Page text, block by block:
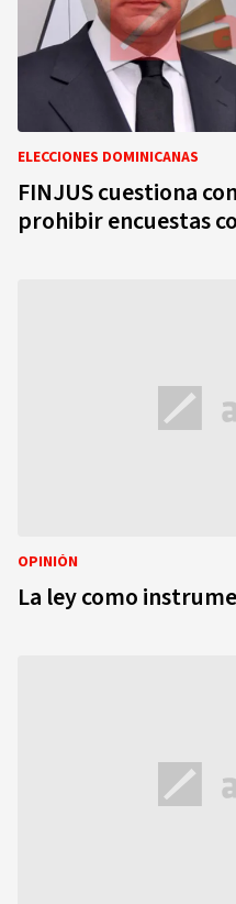
ELECCIONES DOMINICANAS
FINJUS cuestiona
prohibir encuestas
OPINIÓN
La ley como